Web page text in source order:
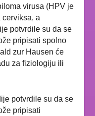
virusa (HPV je
cerviksa, a
potvrdile su da se
pripisati spolno
zur Hausen će
za fiziologiju ili
potvrdile suda se
pripisati